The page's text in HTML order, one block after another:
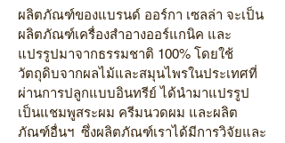
ผลิตภัณฑ์ของแบรนด์ ออร์กา เซลล่า จะเป็น
ผลิตภัณฑ์เครื่องสำอางออร์แกนิค และ
แปรรูปมาจากธรรมชาติ 100% โดยใช้
วัตถุดิบจากผลไม้และสมุนไพรในประเทศที่
ผ่านการปลูกแบบอินทรีย์ ได้นำมาแปรรูป
เป็นแชมพูสระผม ครีมนวดผม และผลิต
ภัณฑ์อื่นฯ ซึ่งผลิตภัณฑ์เราได้มีการวิจัยและ